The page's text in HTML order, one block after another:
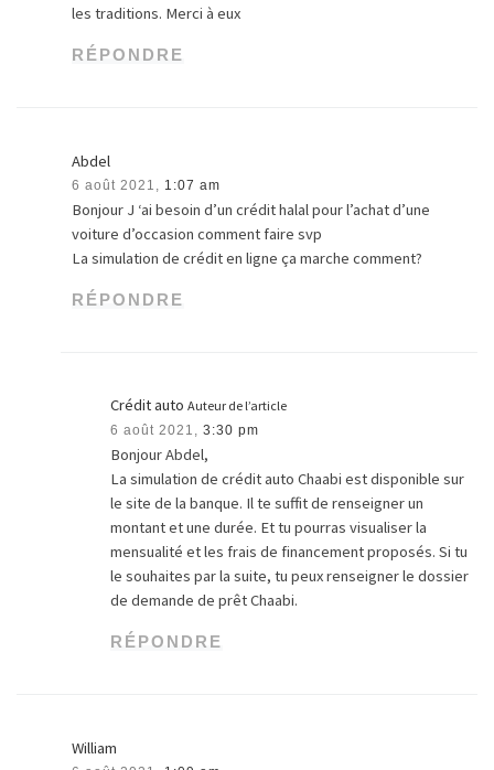
les traditions. Merci à eux
RÉPONDRE
Abdel
6 août 2021, 1:07 am
Bonjour J ‘ai besoin d’un crédit halal pour l’achat d’une
voiture d’occasion comment faire svp
La simulation de crédit en ligne ça marche comment?
RÉPONDRE
Crédit auto Auteur de l’article
6 août 2021, 3:30 pm
Bonjour Abdel,
La simulation de crédit auto Chaabi est disponible sur
le site de la banque. Il te suffit de renseigner un
montant et une durée. Et tu pourras visualiser la
mensualité et les frais de financement proposés. Si tu
le souhaites par la suite, tu peux renseigner le dossier
de demande de prêt Chaabi.
RÉPONDRE
William